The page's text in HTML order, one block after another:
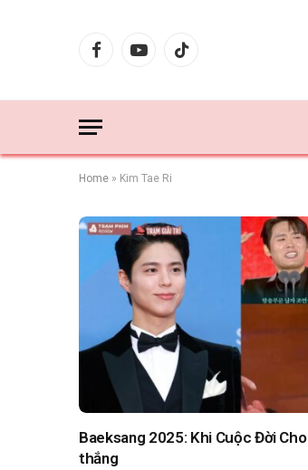
FacebookYouTubeTikTok
Home » Kim Tae Ri
Baeksang 2025: Khi Cuộc Đời
thắng